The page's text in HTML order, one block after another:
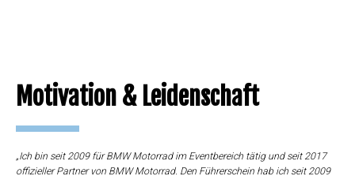
Motivation & Leidenschaft
„Ich bin seit 2009 für BMW Motorrad im Eventbereich tätig und seit 2017
offizieller Partner von BMW Motorrad. Den Führerschein hab ich seit 2009